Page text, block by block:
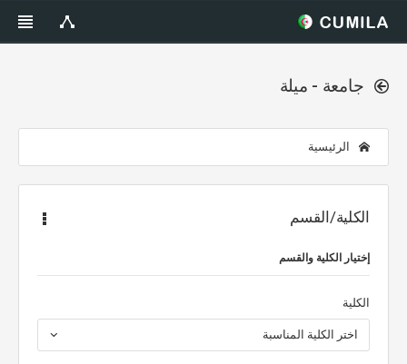
جامعة - ميلة
الرئيسية
الكلية/القسم
إختيار الكلية والقسم
الكلية
اختر الكلية المناسبة